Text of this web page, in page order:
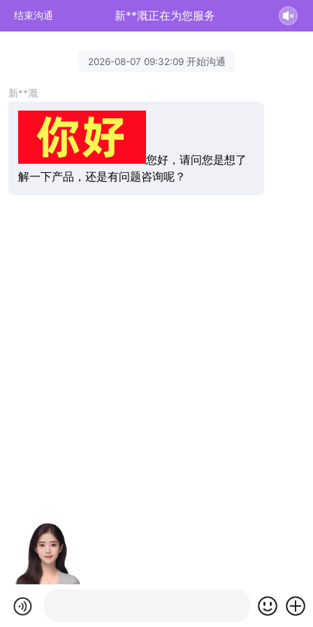
结束沟通 新**溉正在为您服务
2026-08-07 09:32:09 开始沟通
新**溉
您好，请问您是想了
解一下产品，还是有问题咨询呢？